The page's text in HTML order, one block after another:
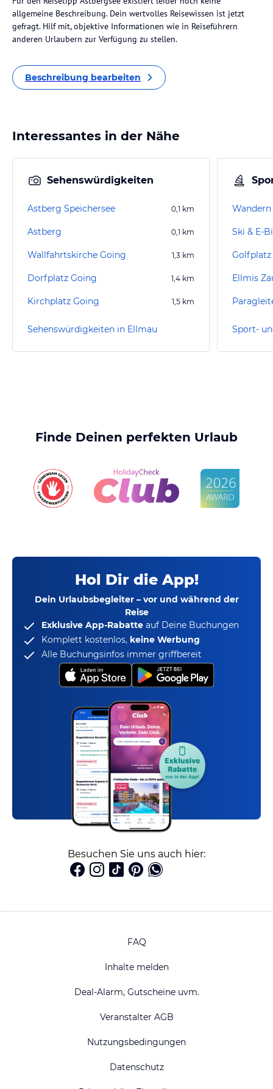
allgemeine Beschreibung. Dein wertvolles Reisewissen ist jetzt
gefragt. Hilf mit, objektive Informationen wie in Reiseführern
anderen Urlaubern zur Verfügung zu stellen.
Beschreibung bearbeiten
Interessantes in der Nähe
Sehenswürdigkeiten
Astberg Speichersee 0,1 km
Astberg 0,1 km
Wallfahrtskirche Going 1,3 km
Dorfplatz Going 1,4 km
Kirchplatz Going 1,5 km
Sehenswürdigkeiten in Ellmau
Ski & E-
Ellmis
Sport-
Finde Deinen perfekten Urlaub
Hol Dir die App!
Dein Urlaubsbegleiter – vor und während der
Reise
Exklusive App-Rabatte auf Deine Buchungen
Komplett kostenlos, keine Werbung
Alle Buchungsinfos immer griffbereit
Besuchen Sie uns auch hier:
FAQ
Inhalte melden
Deal-Alarm, Gutscheine uvm.
Veranstalter AGB
Nutzungsbedingungen
Datenschutz